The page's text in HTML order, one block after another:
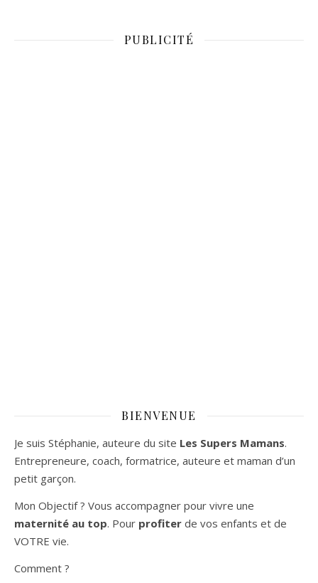
PUBLICITÉ
BIENVENUE
Je suis Stéphanie, auteure du site Les Supers Mamans.
Entrepreneure, coach, formatrice, auteure et maman d’un
petit garçon.
Mon Objectif ? Vous accompagner pour vivre une
maternité au top. Pour profiter de vos enfants et de
VOTRE vie.
Comment ?